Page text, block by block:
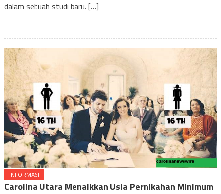
dalam sebuah studi baru. […]
INFORMASI
Carolina Utara Menaikkan Usia Pernikahan Minimum